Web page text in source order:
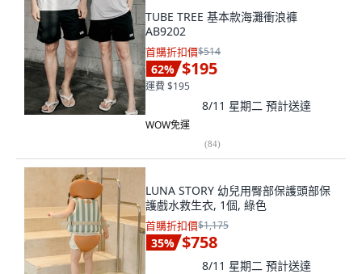
TUBE TREE 基本款海灘衝浪褲
AB9202
首購折扣價$514
62% $195
運費 $195
8/11 星期二 預計送達
WOW免運
(84)
LUNA STORY 幼兒用臀部保護頭部保
護戲水救生衣, 1個, 綠色
首購折扣價$1,175
35% $758
8/11 星期二 預計送達